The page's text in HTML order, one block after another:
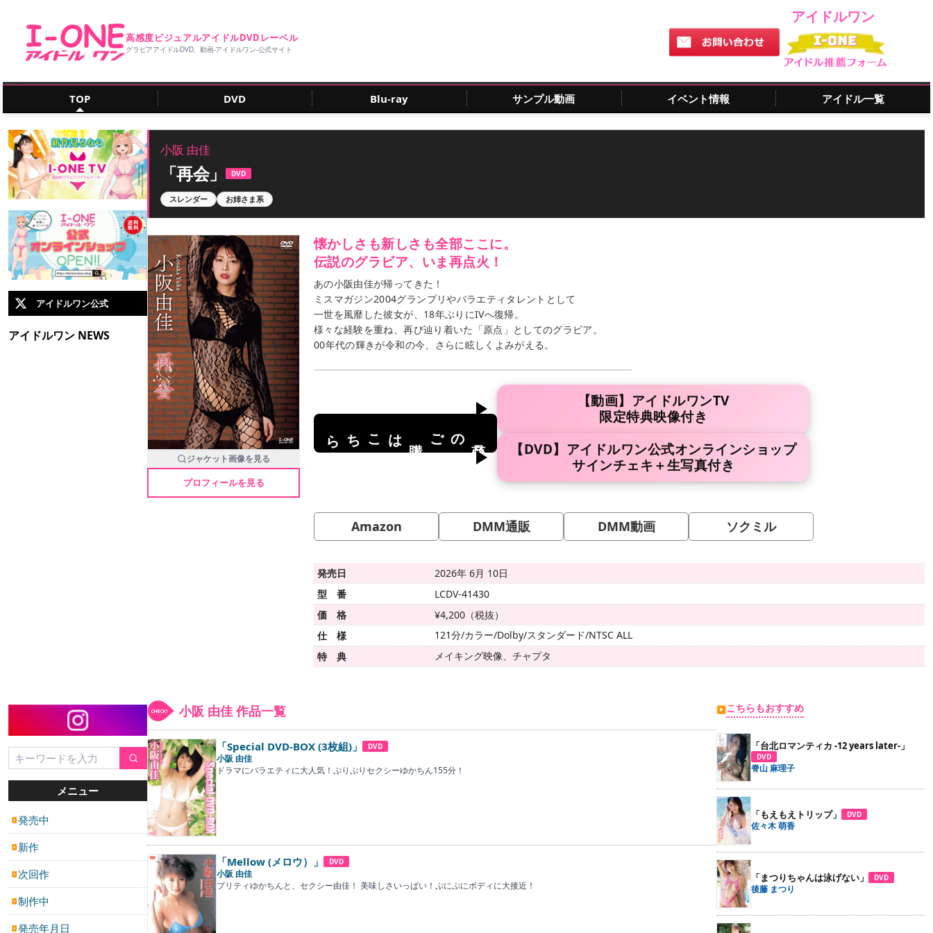
高感度ビジュアルアイドルDVDレーベル
グラビアアイドルDVD、動画‐アイドルワン‐公式サイト
アイドルワン
TOP DVD Blu-ray サンプル動画 イベント情報 アイドル一覧
アイドルワン公式
アイドルワン NEWS
メニュー
▶発売中
▶ 新作
▶ 次回作
▶制作中
▶発売年月日
小阪 由佳
「再会」 DVD
スレンダー お姉さま系
ジャケット画像を見る
プロフィールを見る
懐かしさも新しさも全部ここに。
伝説のグラビア、いま再点火！
あの小阪由佳が帰ってきた！
ミスマガジン2004グランプリやバラエティタレントとして
一世を風靡した彼女が、18年ぶりにIVへ復帰。
様々な経験を重ね、再び辿り着いた「原点」としてのグラビア。
00年代の輝きが令和の今、さらに眩しくよみがえる。
のご
はこちら
【動画】アイドルワンTV
限定特典映像付き
【DVD】アイドルワン公式オンラインショップ
サインチェキ＋生写真付き
Amazon DMM通販 DMM動画 ソクミル
発売日
2026年 6月 10日
型 番
LCDV-41430
価 格
¥4,200（税抜）
仕 様
121分/カラー/Dolby/スタンダード/NTSC ALL
特 典
メイキング映像、チャプタ
小阪 由佳 作品一覧
「Special DVD-BOX (3枚組)」 DVD
小阪 由佳
ドラマにバラエティに大人気！ぷりぷりセクシーゆかちん155分！
「Mellow (メロウ）」 DVD
小阪 由佳
プリティゆかちんと、セクシー由佳！ 美味しさいっぱい！ぷにぷにボディに大接近！
▶こちらもおすすめ
「台北ロマンティカ -12 years later-」
DVD
脊山 麻理子
「もえもえトリップ」 DVD
佐々木 萌香
「まつりちゃんは泳げない」 DVD
後藤 まつり